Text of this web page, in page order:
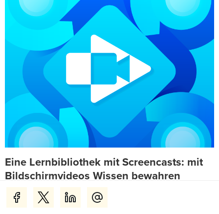
Eine Lernbibliothek mit Screencasts: mit
Bildschirmvideos Wissen bewahren